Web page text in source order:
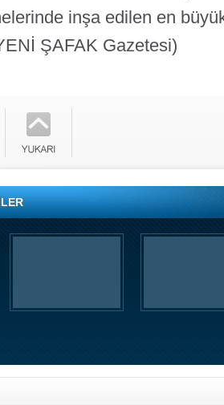
inşa edilen en
ŞAFAK Gazetesi)